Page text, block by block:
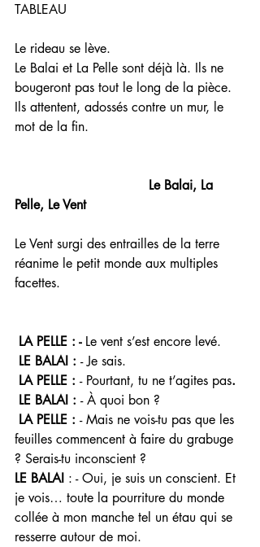
TABLEAU
Le rideau se lève.
Le Balai et La Pelle sont déjà là. Ils ne
bougeront pas tout le long de la pièce.
Ils attentent, adossés contre un mur, le
mot de la fin.
Pelle, Le Vent
Le Vent surgi des entrailles de la terre
réanime le petit monde aux multiples
facettes.
LA PELLE : - Le vent s’est encore levé.
LE BALAI : - Je sais.
LA PELLE : - Pourtant, tu ne t’agites pas.
LE BALAI : - À quoi bon ?
LA PELLE : - Mais ne vois-tu pas que les
feuilles commencent à faire du grabuge
? Serais-tu inconscient ?
LE BALAI : - Oui, je suis un conscient. Et
je vois… toute la pourriture du monde
collée à mon manche tel un étau qui se
resserre autour de moi.